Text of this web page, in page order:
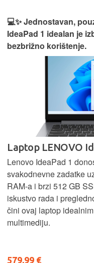
💻✨ Jednostavan,
IdeaPad 1 idealan je
bezbrižno korištenje.
Laptop LENOVO
Lenovo IdeaPad 1
svakodnevne zadatke
RAM-a i brzi 512 GB
iskustvo rada i
čini ovaj laptop
multimediju.
579,99 €